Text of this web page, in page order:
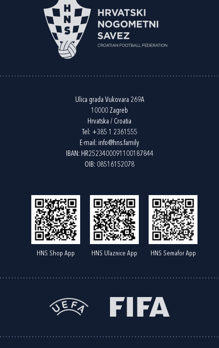
Ulica grada Vukovara 269A
10000 Zagreb
Hrvatska / Croatia
Tel: +385 1 2361555
E-mail: info@hns.family
IBAN: HR2523400091100187844
OIB: 08516152078
HNS Shop App HNS Ulaznice App HNS Semafor App